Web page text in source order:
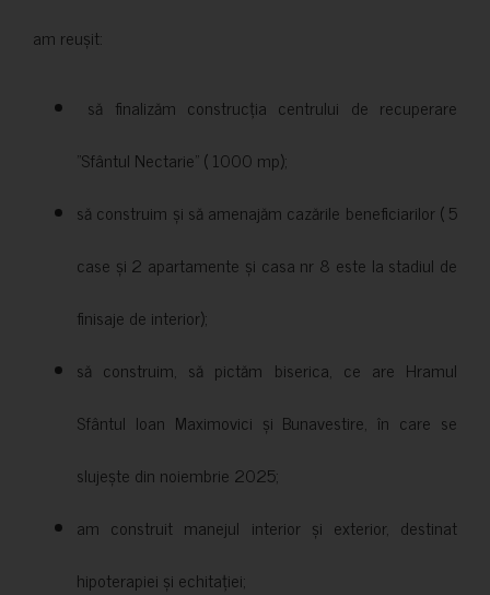
am reușit:
să finalizăm construcția centrului de recuperare
”Sfântul Nectarie” ( 1000 mp);
să construim și să amenajăm cazările beneficiarilor ( 5
case și 2 apartamente și casa nr 8 este la stadiul de
finisaje de interior);
să construim, să pictăm biserica, ce are Hramul
Sfântul Ioan Maximovici și Bunavestire, în care se
slujește din noiembrie 2025;
am construit manejul interior și exterior, destinat
hipoterapiei și echitației;